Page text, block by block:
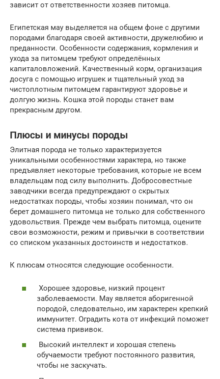
зависит от ответственности хозяев питомца.
Египетская мау выделяется на общем фоне с другими
породами благодаря своей активности, дружелюбию и
преданности. Особенности содержания, кормления и
ухода за питомцем требуют определённых
капиталовложений. Качественный корм, организация
досуга с помощью игрушек и тщательный уход за
чистоплотным питомцем гарантируют здоровье и
долгую жизнь. Кошка этой породы станет вам
прекрасным другом.
Плюсы и минусы породы
Элитная порода не только характеризуется
уникальными особенностями характера, но также
предъявляет некоторые требования, которые не всем
владельцам под силу выполнить. Добросовестные
заводчики всегда предупреждают о скрытых
недостатках породы, чтобы хозяин понимал, что он
берет домашнего питомца не только для собственного
удовольствия. Прежде чем выбрать питомца, оцените
свои возможности, режим и привычки в соответствии
со списком указанных достоинств и недостатков.
К плюсам относятся следующие особенности.
Хорошее здоровье, низкий процент
заболеваемости. Мау является аборигенной
породой, следовательно, им характерен крепкий
иммунитет. Оградить кота от инфекций поможет
система прививок.
Высокий интеллект и хорошая степень
обучаемости требуют постоянного развития,
чтобы не заскучать.